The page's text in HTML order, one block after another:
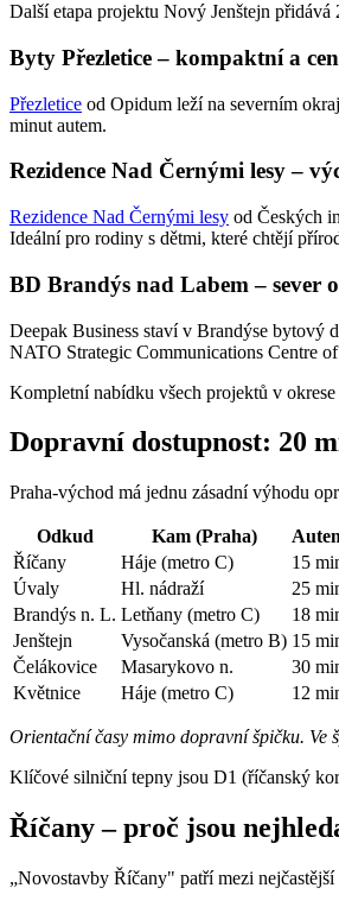
Další etapa projektu Nový Jenštejn
Byty Přezletice – kompaktní a
Přezletice od Opidum leží na severním
minut autem.
Rezidence Nad Černými lesy –
Rezidence Nad Černými lesy od Českých
Ideální pro rodiny s dětmi, které chtějí
BD Brandýs nad Labem – sever
Deepak Business staví v Brandýse bytový
NATO Strategic Communications Centre
Kompletní nabídku všech projektů v okrese
Dopravní dostupnost: 20
Praha-východ má jednu zásadní výhodu
Odkud Kam (Praha)
Říčany
Háje (metro C) 15
Úvaly
Hl. nádraží 25
Brandýs n. L. Letňany (metro C) 18
Jenštejn
Vysočanská (metro B) 15
Čelákovice
Masarykovo n. 30
Květnice
Háje (metro C) 12
Orientační časy mimo dopravní špičku. Ve
Klíčové silniční tepny jsou D1 (říčanský
Říčany – proč jsou
„Novostavby Říčany" patří mezi